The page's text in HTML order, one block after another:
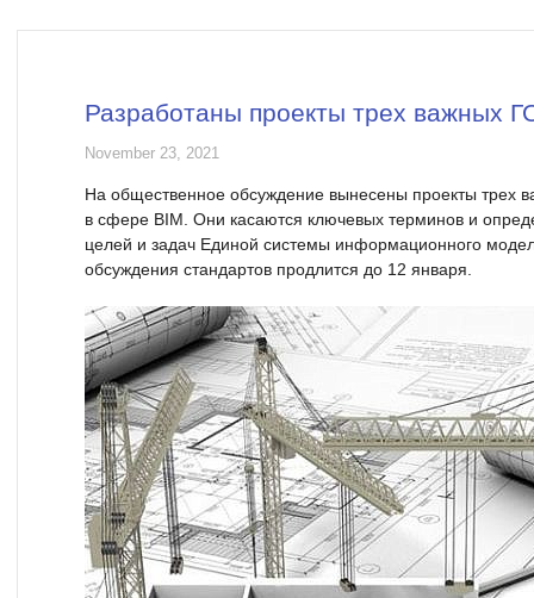
Разработаны проекты трех важных
November 23, 2021
На общественное обсуждение вынесены проекты трех
в сфере BIM. Они касаются ключевых терминов и
целей и задач Единой системы информационного
обсуждения стандартов продлится до 12 января.